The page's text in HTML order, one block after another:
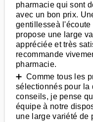
pharmacie qui sont
avec un bon prix.
gentillesseà l'écoute
propose une large
appréciée et très
recommande
pharmacie.
➕ Comme tous les
sélectionnés pour la
conseils, je pense
équipe à notre
une large variété de